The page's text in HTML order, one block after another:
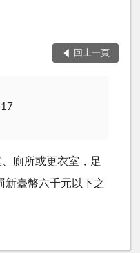
回上一頁
廁所或更衣室，足
新臺幣六千元以下之